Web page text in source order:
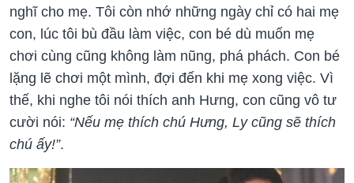
nghĩ cho mẹ. Tôi còn nhớ những ngày chỉ có hai mẹ
con, lúc tôi bù đầu làm việc, con bé dù muốn mẹ
chơi cùng cũng không làm nũng, phá phách. Con bé
lặng lẽ chơi một mình, đợi đến khi mẹ xong việc. Vì
thế, khi nghe tôi nói thích anh Hưng, con cũng vô tư
cười nói: “Nếu mẹ thích chú Hưng, Ly cũng sẽ thích
chú ấy!”.